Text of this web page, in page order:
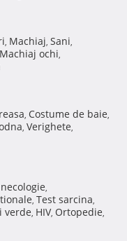
, Machiaj, Sani,
Machiaj ochi,
, Costume de baie,
, Verighete,
,
, Test sarcina,
verde, HIV, Ortopedie,